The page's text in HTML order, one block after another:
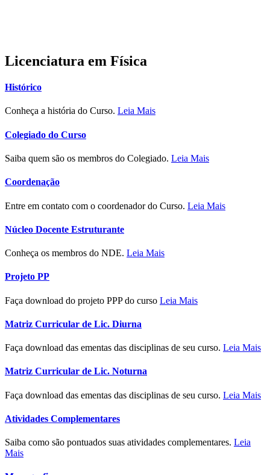
Licenciatura em Física
Histórico
Conheça a história do Curso. Leia Mais
Colegiado do Curso
Saiba quem são os membros do Colegiado. Leia Mais
Coordenação
Entre em contato com o coordenador do Curso. Leia Mais
Núcleo Docente Estruturante
Conheça os membros do NDE. Leia Mais
Projeto PP
Faça download do projeto PPP do curso Leia Mais
Matriz Curricular de Lic. Diurna
Faça download das ementas das disciplinas de seu curso. Leia Mais
Matriz Curricular de Lic. Noturna
Faça download das ementas das disciplinas de seu curso. Leia Mais
Atividades Complementares
Saiba como são pontuados suas atividades complementares. Leia
Mais